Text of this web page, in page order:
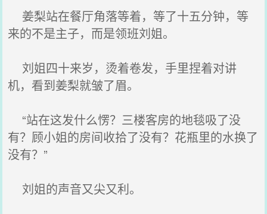
姜梨站在餐厅角落等着，等了十五分钟，等
来的不是主子，而是领班刘姐。
刘姐四十来岁，烫着卷发，手里捏着对讲
机，看到姜梨就皱了眉。
“站在这发什么愣？三楼客房的地毯吸了没
有？顾小姐的房间收拾了没有？花瓶里的水换了
没有？”
刘姐的声音又尖又利。